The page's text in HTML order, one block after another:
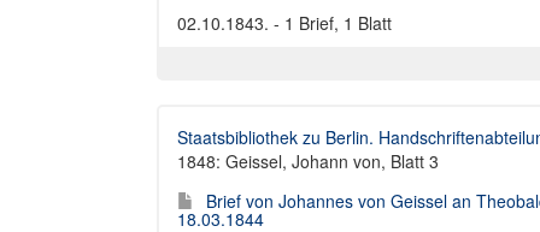
02.10.1843. - 1 Brief, 1 Blatt
Staatsbibliothek zu Berlin.
1848: Geissel, Johann von, Blatt 3
Brief von Johannes von Geissel an
18.03.1844